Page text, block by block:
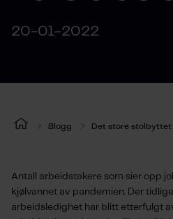
20-01-2022
Blogg Det store stolbyttet
Antall arbeidstakere som sier opp
kjølvannet av pandemien. Der
arbeidsledighet har blitt etterfulgt